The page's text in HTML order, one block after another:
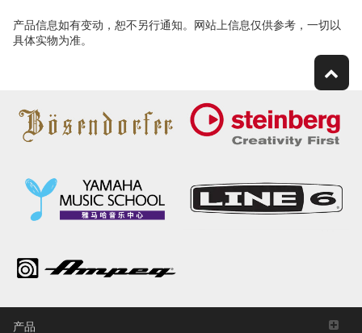
产品信息如有变动，恕不另行通知。网站上信息仅供参考，一切以
具体实物为准。
产品